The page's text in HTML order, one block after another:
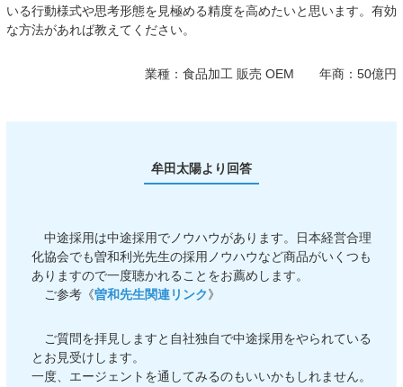
いる行動様式や思考形態を見極める精度を高めたいと思います。有効
な方法があれば教えてください。
業種： 食品加工 販売 OEM 年商： 50億円
牟田太陽より回答
中途採用は中途採用でノウハウがあります。日本経営合理
化協会でも曽和利光先生の採用ノウハウなど商品がいくつも
ありますので一度聴かれることをお薦めします。
ご参考《曽和先生関連リンク》
ご質問を拝見しますと自社独自で中途採用をやられている
とお見受けします。
一度、エージェントを通してみるのもいいかもしれません。